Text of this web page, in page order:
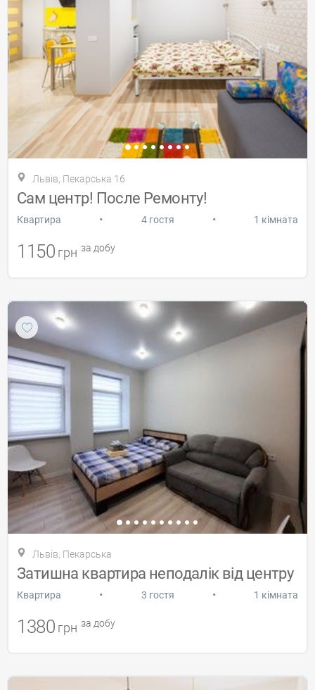
Львів, Пекарська 16
Сам центр! После Ремонту!
Квартира • 4 гостя • 1 кімната
1150 грн за добу
Львів, Пекарська
Затишна квартира неподалік від центру
Квартира • 3 гостя • 1 кімната
1380 грн за добу